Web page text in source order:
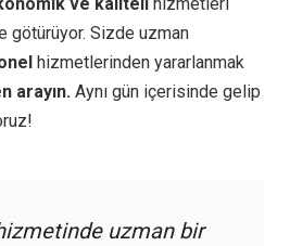
ve kaliteli hizmetleri
götürüyor. Sizde uzman
hizmetlerinden yararlanmak
arayın. Aynı gün içerisinde gelip
uzman bir